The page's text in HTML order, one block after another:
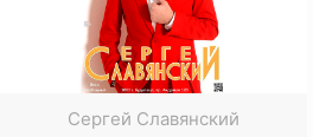
Сергей Славянский